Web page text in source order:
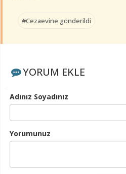
#Cezaevine gönderildi
YORUM EKLE
Adınız Soyadınız
Yorumunuz